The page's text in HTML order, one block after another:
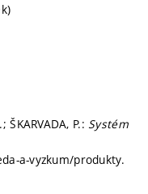
ŠKARVADA, P.: Systém
a-vyzkum/produkty.